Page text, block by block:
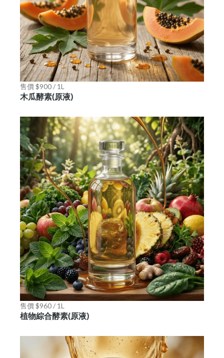
售價 $900 / 1L
木瓜酵素(原液)
售價 $960 / 1L
植物綜合酵素(原液)